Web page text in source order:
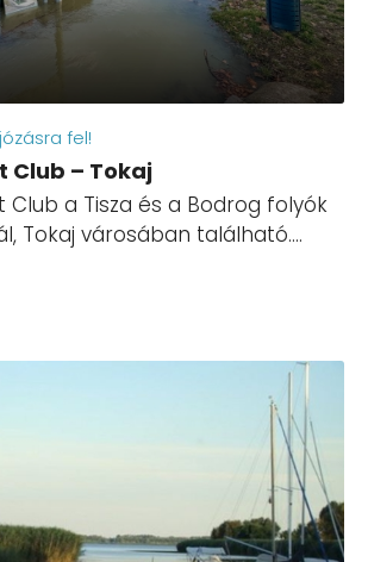
fel!
Club – Tokaj
Club a Tisza és a Bodrog folyók
Tokaj városában található....